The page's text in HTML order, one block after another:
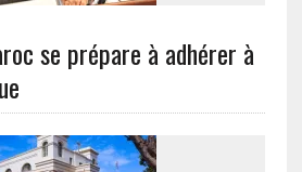
se prépare à adhérer à